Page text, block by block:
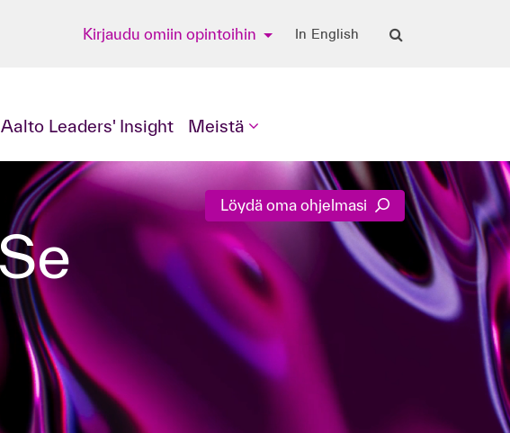
Kirjaudu omiin opintoihin In English
Aalto Leaders' Insight Meistä
Löydä oma ohjelmasi